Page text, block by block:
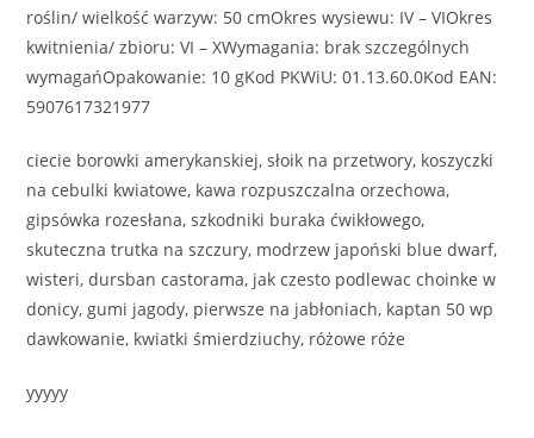
roślin/ wielkość warzyw: 50 cmOkres wysiewu: IV – VIOkres
kwitnienia/ zbioru: VI – XWymagania: brak szczególnych
wymagańOpakowanie: 10 gKod PKWiU: 01.13.60.0Kod EAN:
5907617321977
ciecie borowki amerykanskiej, słoik na przetwory, koszyczki
na cebulki kwiatowe, kawa rozpuszczalna orzechowa,
gipsówka rozesłana, szkodniki buraka ćwikłowego,
skuteczna trutka na szczury, modrzew japoński blue dwarf,
wisteri, dursban castorama, jak czesto podlewac choinke w
donicy, gumi jagody, pierwsze na jabłoniach, kaptan 50 wp
dawkowanie, kwiatki śmierdziuchy, różowe róże
yyyyy